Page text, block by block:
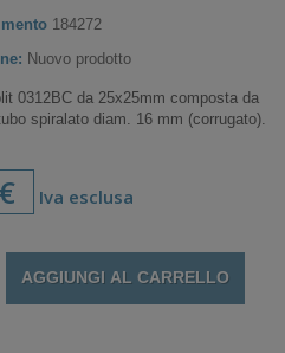
184272
Nuovo prodotto
0312BC da 25x25mm composta da
spiralato diam. 16 mm (corrugato).
Iva esclusa
AGGIUNGI AL CARRELLO